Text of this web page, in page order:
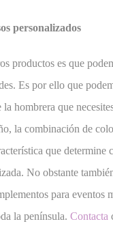
personalizados
productos es que
Es por ello que
la hombrera que
la combinación de
que determine
No obstante
para eventos
la península.Contacta